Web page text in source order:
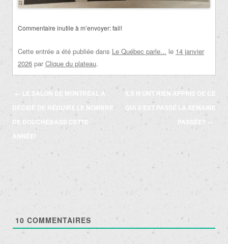
Commentaire inutile à m’envoyer: fail!
Cette entrée a été publiée dans Le Québec parle... le 14 janvier
2026 par Clique du plateau.
Navigation
des
articles
← LE SALON DE MONTRÉAL A
DÉCIDÉ DE RÉDUIRE LE NOMBRE
DE DOUCHEBAGS CETTE
ANNÉE!
ILS N’ONT RIEN APPRIS DE CE
QUI S’EST PASSÉ LA SEMAINE
PASSÉE? →
10 COMMENTAIRES